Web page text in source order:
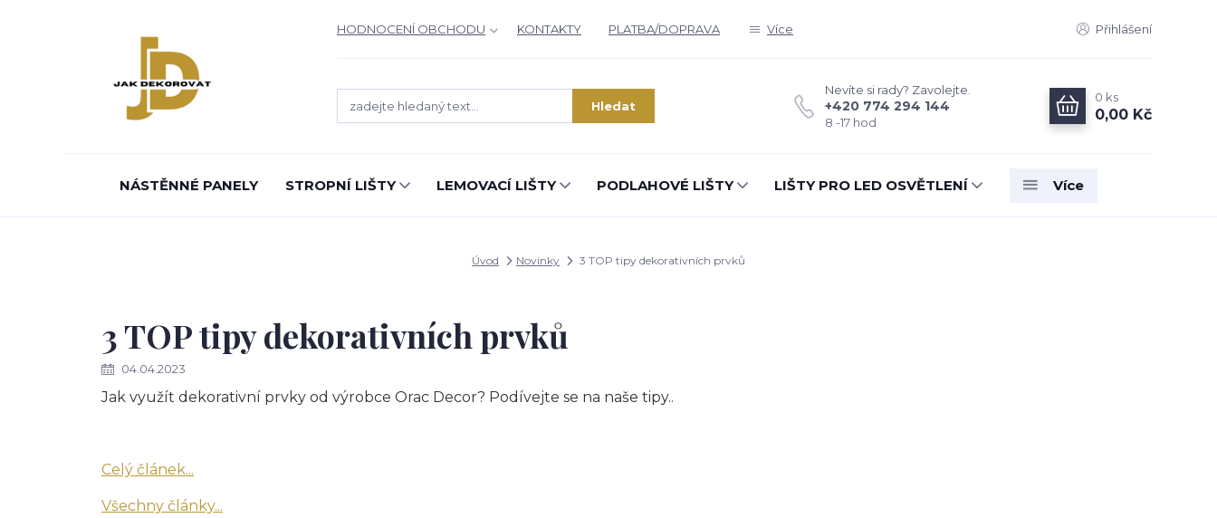
HODNOCENÍ OBCHODU KONTAKTY PLATBA/DOPRAVA Více Přihlášení
Hledat
Nevíte si rady? Zavolejte.
+420 774 294 144
8 -17 hod
0 ks
0,00 Kč
NÁSTĚNNÉ PANELY STROPNÍ LIŠTY LEMOVACÍ LIŠTY PODLAHOVÉ LIŠTY LIŠTY PRO LED OSVĚTLENÍ Více
Úvod Novinky 3 TOP tipy dekorativních prvků
3 TOP tipy dekorativních prvků
04.04.2023
Jak využít dekorativní prvky od výrobce Orac Decor? Podívejte se na naše tipy..
Celý článek...
Všechny články...